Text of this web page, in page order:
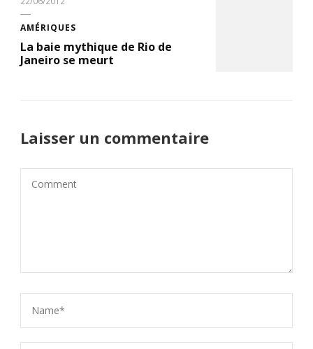
AMÉRIQUES
La baie mythique de Rio de
Janeiro se meurt
Laisser un commentaire